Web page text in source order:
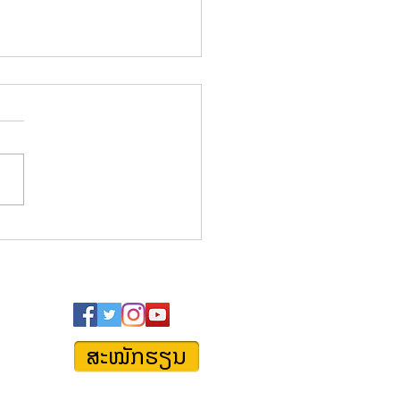
ສະໝັກຮຽນ